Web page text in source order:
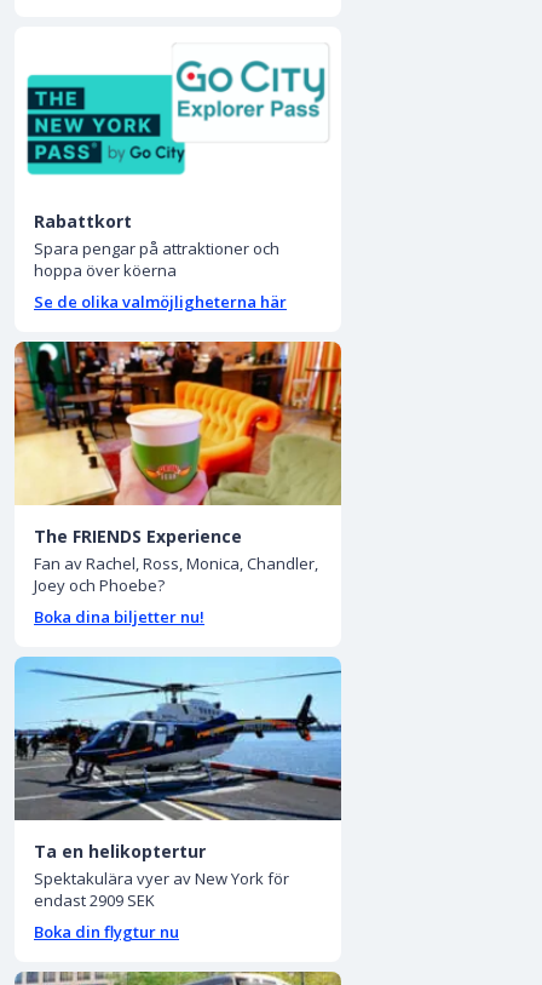
Rabattkort
Spara pengar på attraktioner och
hoppa över köerna
Se de olika valmöjligheterna här
The FRIENDS Experience
Fan av Rachel, Ross, Monica, Chandler,
Joey och Phoebe?
Boka dina biljetter nu!
Ta en helikoptertur
Spektakulära vyer av New York för
endast 2909 SEK
Boka din flygtur nu